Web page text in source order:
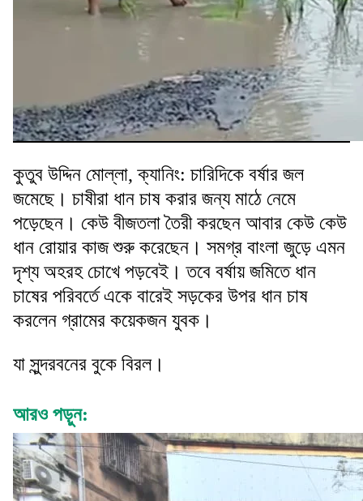
কুতুব উদ্দিন মোল্লা, ক্যানিং: চারিদিকে বর্ষার জল
জমেছে। চাষীরা ধান চাষ করার জন্য মাঠে নেমে
পড়েছেন। কেউ বীজতলা তৈরী করছেন আবার কেউ কেউ
ধান রোয়ার কাজ শুরু করেছেন। সমগ্র বাংলা জুড়ে এমন
দৃশ্য অহরহ চোখে পড়বেই। তবে বর্ষায় জমিতে ধান
চাষের পরিবর্তে একে বারেই সড়কের উপর ধান চাষ
করলেন গ্রামের কয়েকজন যুবক।
যা সুন্দরবনের বুকে বিরল।
আরও পড়ুন: